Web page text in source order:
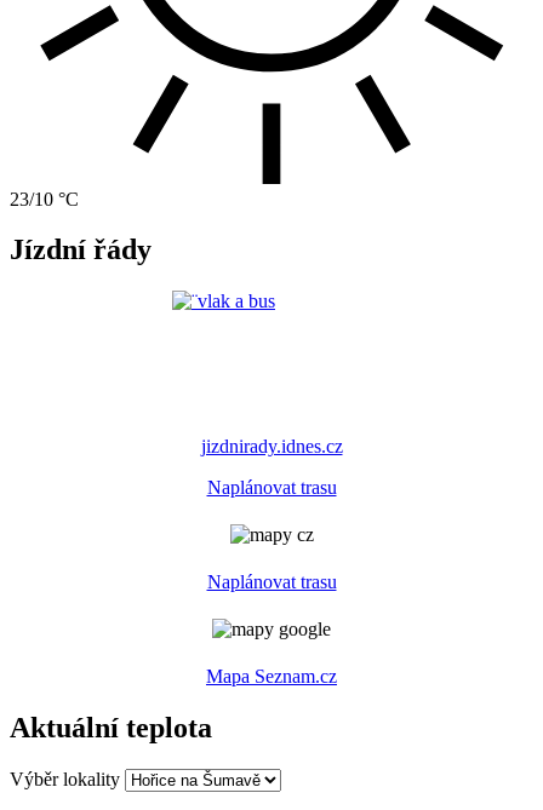
23/10 °C
Jízdní řády
jizdnirady.idnes.cz
Naplánovat trasu
Naplánovat trasu
Mapa Seznam.cz
Aktuální teplota
Výběr lokality